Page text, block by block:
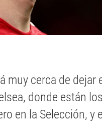
muy cerca de dejar
donde están
en la Selección, y